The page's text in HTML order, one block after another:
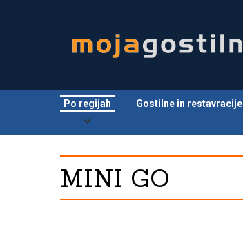
Po regijah Gostilne in restavracije
MINI GO